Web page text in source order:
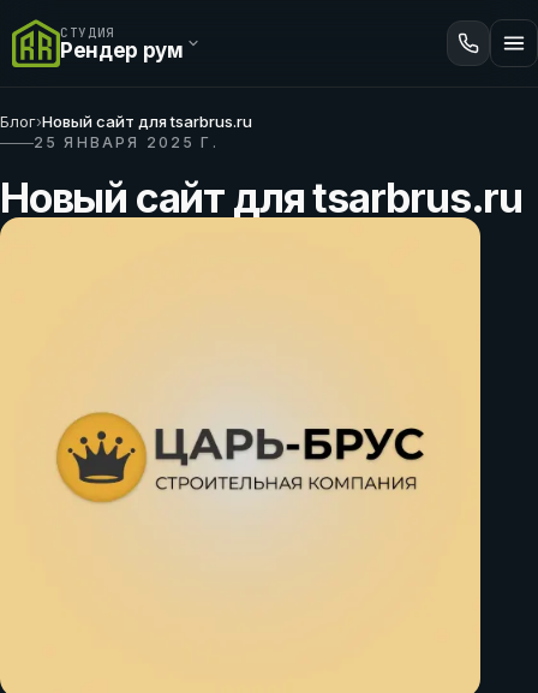
СТУДИЯ
Рендер рум
Блог›Новый сайт для tsarbrus.ru
25 ЯНВАРЯ 2025 Г.
Новый сайт для tsarbrus.ru